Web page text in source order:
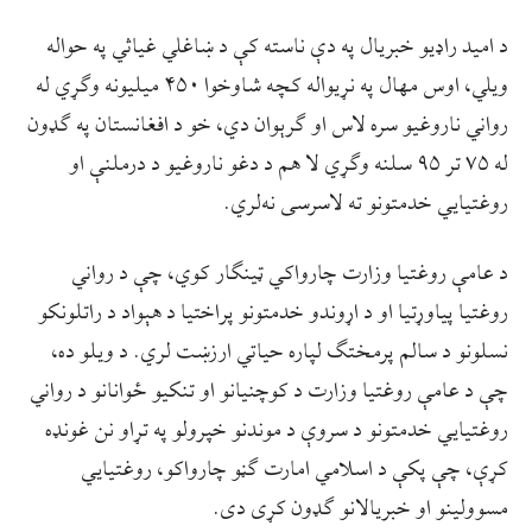
د اميد راډيو خبريال په دې ناسته کې د ښاغلي غياثي په حواله
ويلي، اوس مهال په نړيواله کچه شاوخوا ۴۵۰ ميليونه وګړي له
رواني ناروغيو سره لاس او ګرېوان دي، خو د افغانستان په ګډون
له ۷۵ تر ۹۵ سلنه وګړي لا هم د دغو ناروغيو د درملنې او
روغتيايي خدمتونو ته لاسرسی نه‌لري.
د عامې روغتيا وزارت چارواکي ټينګار کوي، چې د رواني
روغتيا پياوړتيا او د اړوندو خدمتونو پراختيا د هېواد د راتلونکو
نسلونو د سالم پرمختګ لپاره حياتي ارزښت لري. د ويلو ده،
چې د عامې روغتيا وزارت د کوچنيانو او تنکيو ځوانانو د رواني
روغتيايي خدمتونو د سروې د موندنو خپرولو په تړاو نن غونډه
کړې، چې پکې د اسلامي امارت ګڼو چارواکو، روغتيايي
مسوولينو او خبريالانو ګډون کړی دی.